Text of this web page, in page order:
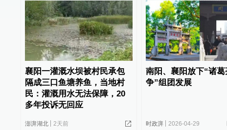
襄阳一灌溉水坝被村民承包
隔成三口鱼塘养鱼，当地村
民：灌溉用水无法保障，20
多年投诉无回应
澎湃湖北 2天前
南阳、襄阳放下“诸葛
争”组团发展
时政湃 2026-04-29